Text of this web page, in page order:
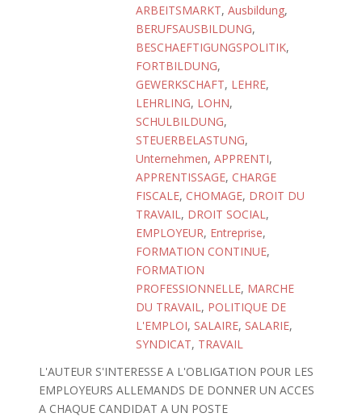
ARBEITSMARKT, Ausbildung,
BERUFSAUSBILDUNG,
BESCHAEFTIGUNGSPOLITIK,
FORTBILDUNG,
GEWERKSCHAFT, LEHRE,
LEHRLING, LOHN,
SCHULBILDUNG,
STEUERBELASTUNG,
Unternehmen, APPRENTI,
APPRENTISSAGE, CHARGE
FISCALE, CHOMAGE, DROIT DU
TRAVAIL, DROIT SOCIAL,
EMPLOYEUR, Entreprise,
FORMATION CONTINUE,
FORMATION
PROFESSIONNELLE, MARCHE
DU TRAVAIL, POLITIQUE DE
L'EMPLOI, SALAIRE, SALARIE,
SYNDICAT, TRAVAIL
L'AUTEUR S'INTERESSE A L'OBLIGATION POUR LES
EMPLOYEURS ALLEMANDS DE DONNER UN ACCES
A CHAQUE CANDIDAT A UN POSTE